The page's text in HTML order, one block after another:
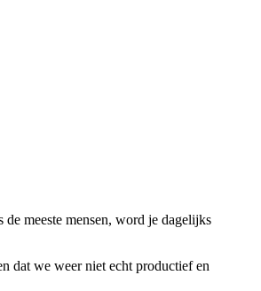
meeste mensen, word je dagelijks
dat we weer niet echt productief en